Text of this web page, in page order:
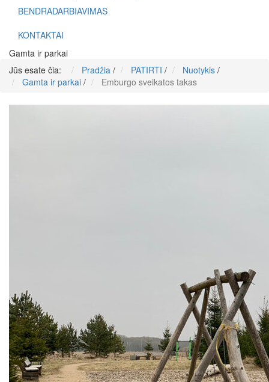
BENDRADARBIAVIMAS
KONTAKTAI
Gamta ir parkai
Jūs esate čia:
Pradžia / PATIRTI / Nuotykis /
Gamta ir parkai / Emburgo sveikatos takas